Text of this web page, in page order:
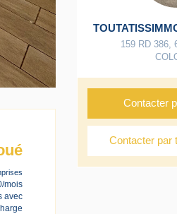
mois
avec
159 RD 386,
Contacter
Contacter par